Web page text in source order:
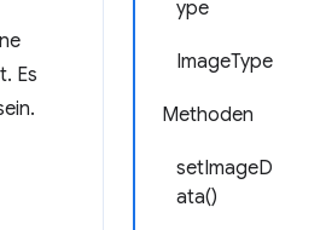
ype
ImageType
Methoden
setImageD
ata()
Es